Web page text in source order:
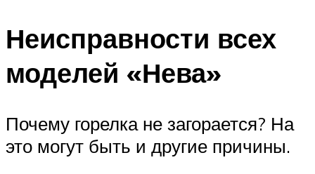
Неисправности всех
моделей «Нева»
Почему горелка не загорается? На
это могут быть и другие причины.